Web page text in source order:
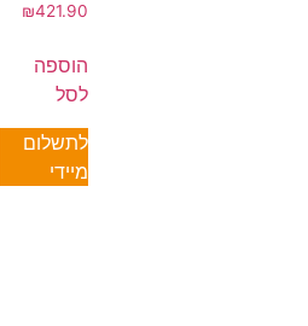
₪421.90
הוספה
לסל
לתשלום
מיידי